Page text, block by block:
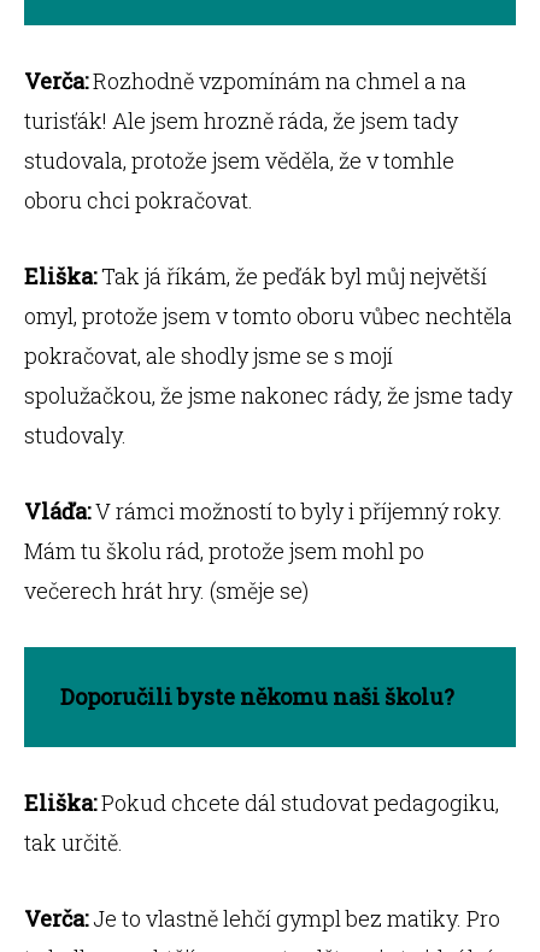
Verča:Rozhodně vzpomínám na chmel a na
turisťák! Ale jsem hrozně ráda, že jsem tady
studovala, protože jsem věděla, že v tomhle
oboru chci pokračovat.
Eliška:Tak já říkám, že peďák byl můj největší
omyl, protože jsem v tomto oboru vůbec nechtěla
pokračovat, ale shodly jsme se s mojí
spolužačkou, že jsme nakonec rády, že jsme tady
studovaly.
Vláďa:V rámci možností to byly i příjemný roky.
Mám tu školu rád, protože jsem mohl po
večerech hrát hry. (směje se)
Doporučili byste někomu naši školu?
Eliška:Pokud chcete dál studovat pedagogiku,
tak určitě.
Verča:Je to vlastně lehčí gympl bez matiky. Pro